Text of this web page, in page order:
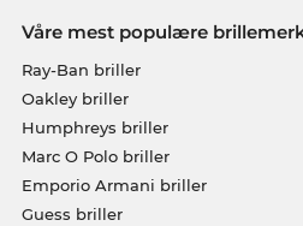
Våre mest populære
Ray-Ban briller
Oakley briller
Humphreys briller
Marc O Polo briller
Emporio Armani briller
Guess briller